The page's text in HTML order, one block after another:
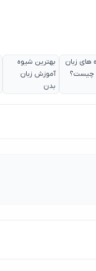
های زبان
چیست؟
بهترین شیوه
آموزش زبان
بدن